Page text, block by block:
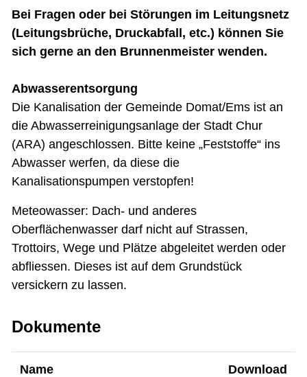
Bei Fragen oder bei Störungen im Leitungsnetz
(Leitungsbrüche, Druckabfall, etc.) können Sie
sich gerne an den Brunnenmeister wenden.
Abwasserentsorgung
Die Kanalisation der Gemeinde Domat/Ems ist an
die Abwasserreinigungsanlage der Stadt Chur
(ARA) angeschlossen. Bitte keine „Feststoffe“ ins
Abwasser werfen, da diese die
Kanalisationspumpen verstopfen!
Meteowasser: Dach- und anderes
Oberflächenwasser darf nicht auf Strassen,
Trottoirs, Wege und Plätze abgeleitet werden oder
abfliessen. Dieses ist auf dem Grundstück
versickern zu lassen.
Dokumente
Name Download